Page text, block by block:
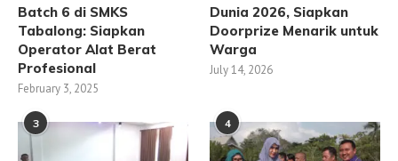
Batch 6 di SMKS
Tabalong: Siapkan
Operator Alat Berat
Profesional
February 3, 2025
Dunia 2026, Siapkan
Doorprize Menarik untuk
Warga
July 14, 2026
3 4